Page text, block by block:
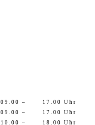
09.00 –
17.00 Uhr
09.00 –
17.00 Uhr
10.00 –
18.00 Uhr